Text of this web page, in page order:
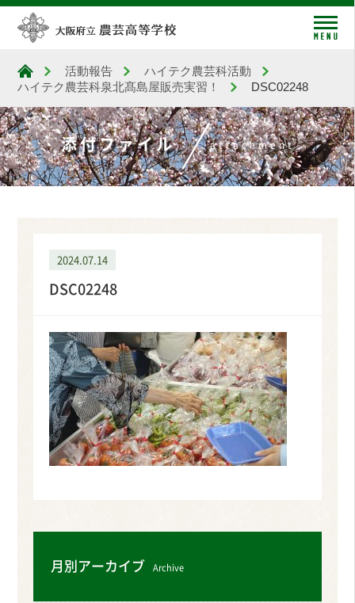
大阪府立農芸高等学校
活動報告
ハイテク農芸科活動
ハイテク農芸科泉北髙島屋販売実習！
DSC02248
添付ファイル attachment
2024.07.14
DSC02248
月別アーカイブ Archive